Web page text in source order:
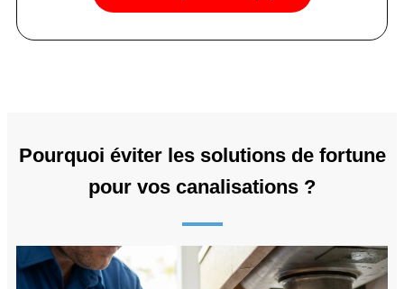
Pourquoi éviter les solutions de fortune
pour vos canalisations ?